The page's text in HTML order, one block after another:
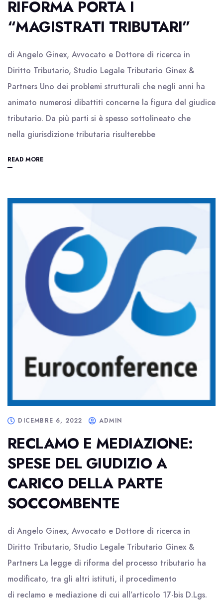
RIFORMA PORTA I
“MAGISTRATI TRIBUTARI”
di Angelo Ginex, Avvocato e Dottore di ricerca in
Diritto Tributario, Studio Legale Tributario Ginex &
Partners Uno dei problemi strutturali che negli anni ha
animato numerosi dibattiti concerne la figura del giudice
tributario. Da più parti si è spesso sottolineato che
nella giurisdizione tributaria risulterebbe
READ MORE
DICEMBRE 6, 2022 ADMIN
RECLAMO E MEDIAZIONE:
SPESE DEL GIUDIZIO A
CARICO DELLA PARTE
SOCCOMBENTE
di Angelo Ginex, Avvocato e Dottore di ricerca in
Diritto Tributario, Studio Legale Tributario Ginex &
Partners La legge di riforma del processo tributario ha
modificato, tra gli altri istituti, il procedimento
di reclamo e mediazione di cui all’articolo 17-bis D.Lgs.